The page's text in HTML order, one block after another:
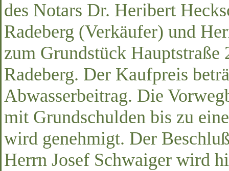
des Notars Dr. Heribert
Radeberg (Verkäufer) und
zum Grundstück
Radeberg. Der Kaufpreis
Abwasserbeitrag. Die
mit Grundschulden bis zu
wird genehmigt. Der
Herrn Josef Schwaiger wird